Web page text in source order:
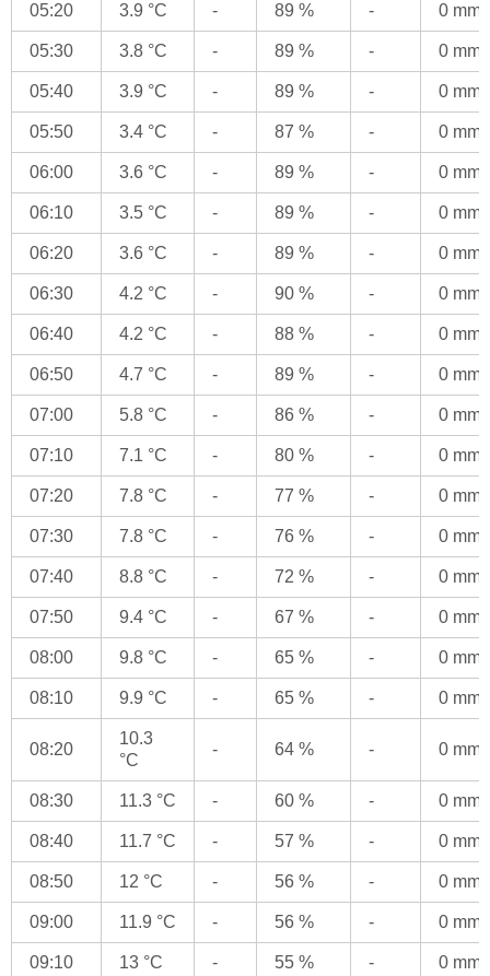
05:20 3.9 °C - 89 % - 0 mm
05:30 3.8 °C - 89 % - 0 mm
05:40 3.9 °C - 89 % - 0 mm
05:50 3.4 °C - 87 % - 0 mm
06:00 3.6 °C - 89 % - 0 mm
06:10 3.5 °C - 89 % - 0 mm
06:20 3.6 °C - 89 % - 0 mm
06:30 4.2 °C - 90 % - 0 mm
06:40 4.2 °C - 88 % - 0 mm
06:50 4.7 °C - 89 % - 0 mm
07:00 5.8 °C - 86 % - 0 mm
07:10 7.1 °C - 80 % - 0 mm
07:20 7.8 °C - 77 % - 0 mm
07:30 7.8 °C - 76 % - 0 mm
07:40 8.8 °C - 72 % - 0 mm
07:50 9.4 °C - 67 % - 0 mm
08:00 9.8 °C - 65 % - 0 mm
08:10 9.9 °C - 65 % - 0 mm
08:20
10.3
°C
- 64 % - 0 mm
08:30 11.3 °C - 60 % - 0 mm
08:40 11.7 °C - 57 % - 0 mm
08:50 12 °C - 56 % - 0 mm
09:00 11.9 °C - 56 % - 0 mm
09:10 13 °C - 55 % - 0 mm